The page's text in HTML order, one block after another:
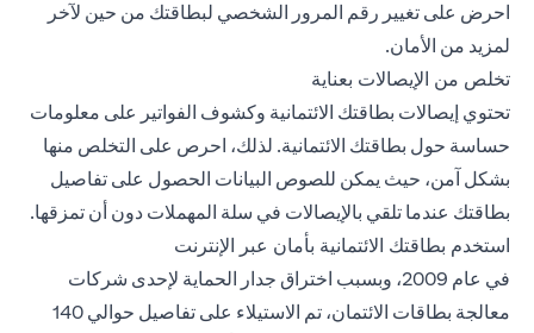
احرض على تغيير رقم المرور الشخصي لبطاقتك من حين لآخر
لمزيد من الأمان.
تخلص من الإيصالات بعناية
تحتوي إيصالات بطاقتك الائتمانية وكشوف الفواتير على معلومات
حساسة حول بطاقتك الائتمانية. لذلك، احرص على التخلص منها
بشكل آمن، حيث يمكن للصوص البيانات الحصول على تفاصيل
بطاقتك عندما تلقي بالإيصالات في سلة المهملات دون أن تمزقها.
استخدم بطاقتك الائتمانية بأمان عبر الإنترنت
في عام 2009، وبسبب اختراق جدار الحماية لإحدى شركات
معالجة بطاقات الائتمان، تم الاستيلاء على تفاصيل حوالي 140